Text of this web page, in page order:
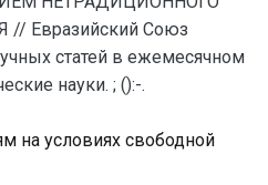
Евразийский Союз
статей в ежемесячном
науки. ; ():-.
на условиях свободной